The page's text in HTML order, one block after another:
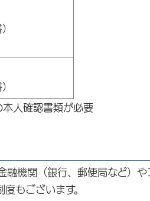
人確認書類が必要
機関（銀行、郵便局など）や
もございます。